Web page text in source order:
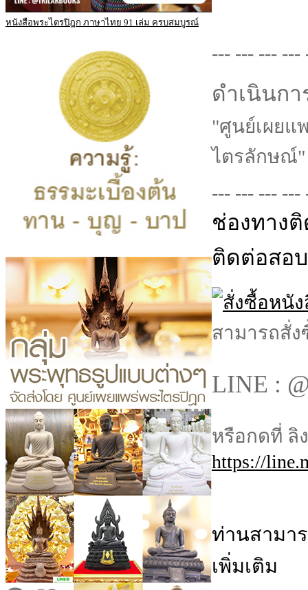
หนังสือพระไตรปิฎก ภาษาไทย 91 เล่ม ครบสมบูรณ์
--- --- --- ---
ดำเนินก
"ศูนย์เผยแ
ไตรลักษณ์"
--- --- --- ---
ช่องทาง
ติดต่อสอ
สามารถสั่ง
LINE :
หรือกดที่ ลิ
https://
ท่านสามา
เพิ่มเติม